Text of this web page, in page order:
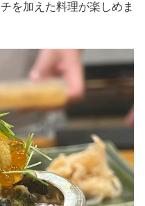
を加えた料理が楽しめま